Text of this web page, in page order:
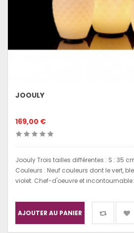
JOOULY
169,00 €
Joouly Trois tailles différentes : S : 35
Couleurs : Neuf couleurs dont le vert,
violet. Chef-d'oeuvre et incontournable:
AJOUTER AU PANIER